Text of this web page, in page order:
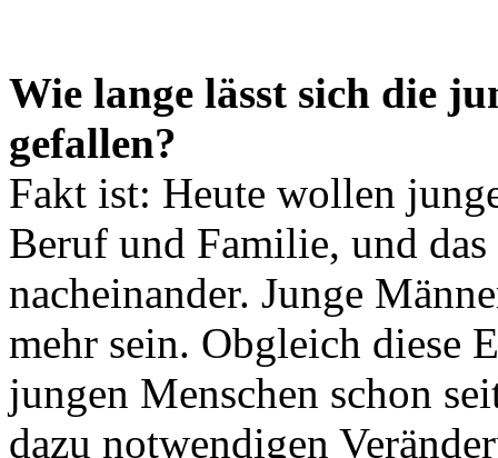
Wie lange lässt sich die
gefallen?
Fakt ist: Heute wollen
Beruf und Familie, und
nacheinander. Junge
mehr sein. Obgleich diese
jungen Menschen schon
dazu notwendigen